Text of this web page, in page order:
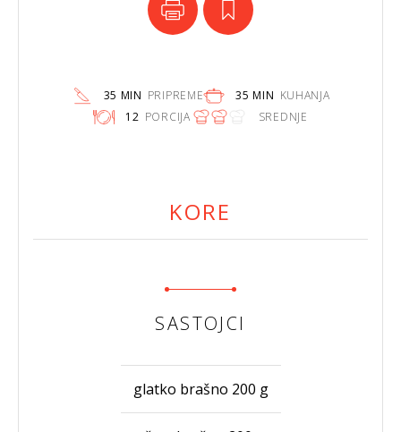
35 MIN PRIPREME 35 MIN KUHANJA
12 PORCIJA SREDNJE
KORE
SASTOJCI
glatko brašno 200 g